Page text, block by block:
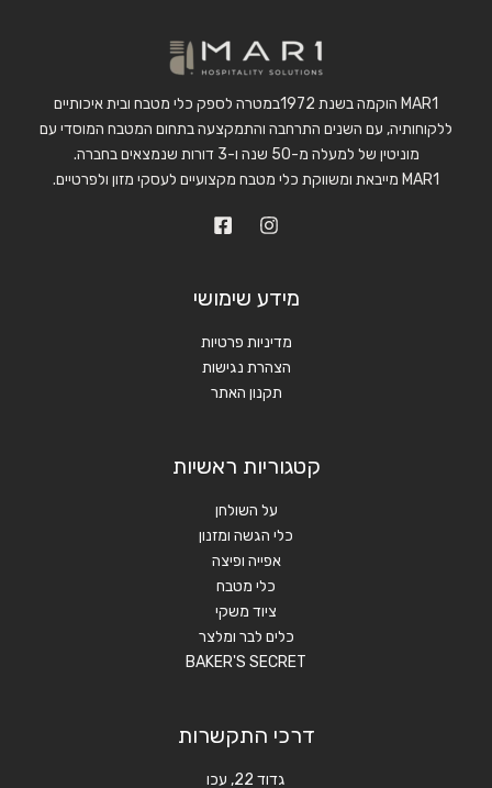
MAR1 הוקמה בשנת 1972במטרה לספק כלי מטבח ובית איכותיים
ללקוחותיה, עם השנים התרחבה והתמקצעה בתחום המטבח המוסדי עם
מוניטין של למעלה מ-50 שנה ו-3 דורות שנמצאים בחברה.
MAR1 מייבאת ומשווקת כלי מטבח מקצועיים לעסקי מזון ולפרטיים.
מידע שימושי
מדיניות פרטיות
הצהרת נגישות
תקנון האתר
קטגוריות ראשיות
על השולחן
כלי הגשה ומזנון
אפייה ופיצה
כלי מטבח
ציוד משקי
כלים לבר ומלצר
BAKER'S SECRET
דרכי התקשרות
גדוד 22, עכו